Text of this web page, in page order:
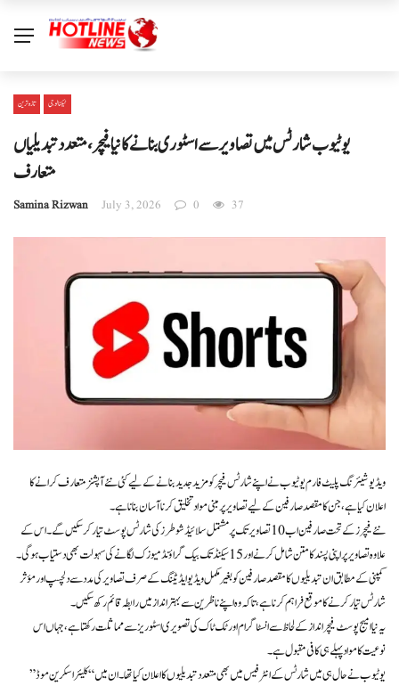
تازہ ترین ٹیکنالوجی
یوٹیوب شارٹس میں تصاویر سے اسٹوری بنانے کا نیا فیچر، متعدد تبدیلیاں
متعارف
Samina Rizwan July 3, 2026 0 37
ویڈیو شیئرنگ پلیٹ فارم یوٹیوب نے اپنے شارٹس فیچر کو مزید جدید بنانے کے لیے کئی نئے آپشنز متعارف کرانے کا
اعلان کیا ہے، جن کا مقصد صارفین کے لیے تصاویر پر مبنی مواد تخلیق کرنا آسان بنانا ہے۔
نئے فیچرز کے تحت صارفین اب 10 تصاویر تک پر مشتمل سلائیڈ شو طرز کی شارٹس پوسٹ تیار کر سکیں گے۔ اس کے
علاوہ تصاویر پر اپنی پسند کا متن شامل کرنے اور 15 سیکنڈ تک بیک گراؤنڈ میوزک لگانے کی سہولت بھی دستیاب ہوگی۔
کمپنی کے مطابق ان تبدیلیوں کا مقصد صارفین کو بغیر مکمل ویڈیو ایڈیٹنگ کے صرف تصاویر کی مدد سے دلچسپ اور مؤثر
شارٹس تیار کرنے کا موقع فراہم کرنا ہے، تاکہ وہ اپنے ناظرین سے بہتر انداز میں رابطہ قائم رکھ سکیں۔
یہ نیا امیج پوسٹ فیچر انداز کے لحاظ سے انسٹاگرام اور ٹک ٹاک کی تصویری اسٹوریز سے مماثلت رکھتا ہے، جہاں اس
نوعیت کا مواد پہلے ہی کافی مقبول ہے۔
یوٹیوب نے حال ہی میں شارٹس کے انٹرفیس میں بھی متعدد تبدیلیوں کا اعلان کیا تھا۔ ان میں “کلیئر اسکرین موڈ”